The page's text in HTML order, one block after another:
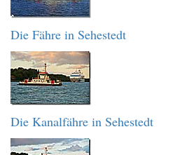
Die Fähre in Sehestedt
Die Kanalfähre in Sehestedt